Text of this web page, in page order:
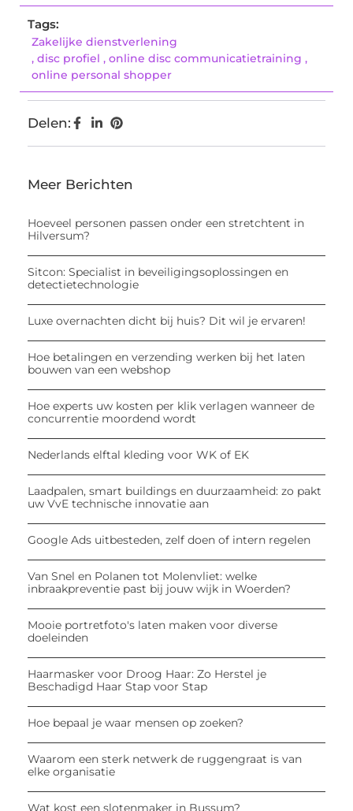
Tags:
Zakelijke dienstverlening
, disc profiel , online disc communicatietraining ,
online personal shopper
Delen:
Meer Berichten
Hoeveel personen passen onder een stretchtent in
Hilversum?
Sitcon: Specialist in beveiligingsoplossingen en
detectietechnologie
Luxe overnachten dicht bij huis? Dit wil je ervaren!
Hoe betalingen en verzending werken bij het laten
bouwen van een webshop
Hoe experts uw kosten per klik verlagen wanneer de
concurrentie moordend wordt
Nederlands elftal kleding voor WK of EK
Laadpalen, smart buildings en duurzaamheid: zo pakt
uw VvE technische innovatie aan
Google Ads uitbesteden, zelf doen of intern regelen
Van Snel en Polanen tot Molenvliet: welke
inbraakpreventie past bij jouw wijk in Woerden?
Mooie portretfoto's laten maken voor diverse
doeleinden
Haarmasker voor Droog Haar: Zo Herstel je
Beschadigd Haar Stap voor Stap
Hoe bepaal je waar mensen op zoeken?
Waarom een sterk netwerk de ruggengraat is van
elke organisatie
Wat kost een slotenmaker in Bussum?